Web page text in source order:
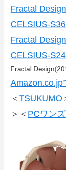
Fractal
CELSIUS-
Fractal
CELSIUS-
Fractal
Amazon.co.jp
＜TSUKUMO
＞＜ PCワンズ